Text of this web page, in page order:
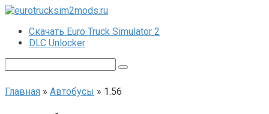
Перейти
контентуСкачать Euro Truck Simulator 2
DLC Unlocker
Главная » Автобусы » 1.56